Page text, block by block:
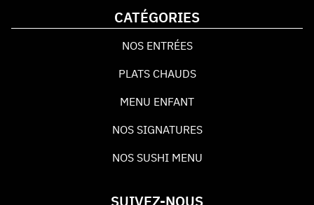
CATÉGORIES
NOS ENTRÉES
PLATS CHAUDS
MENU ENFANT
NOS SIGNATURES
NOS SUSHI MENU
SUIVEZ-NOUS